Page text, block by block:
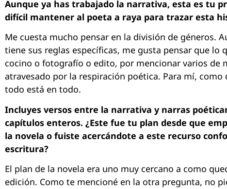
Aunque ya has trabajado la narrativa, esta es tu
difícil mantener al poeta a raya para trazar esta
Me cuesta mucho pensar en la división de géneros.
tiene sus reglas específicas, me gusta pensar que lo
cocino o fotografío o edito, por mencionar varios de
atravesado por la respiración poética. Para mí, como
todo está en todo.
Incluyes versos entre la narrativa y narras
capítulos enteros. ¿Este fue tu plan desde que
la novela o fuiste acercándote a este recurso
escritura?
El plan de la novela era uno muy cercano a como
edición. Como te mencioné en la otra pregunta, no